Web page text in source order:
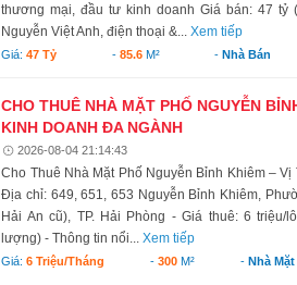
thương mại, đầu tư kinh doanh Giá bán: 47
Nguyễn Việt Anh, điện thoại &...Xem tiếp
Giá:47 Tỷ - 85.6M² - Nhà Bán
CHO THUÊ NHÀ MẶT PHỐ NGUYỄN
KINH DOANH ĐA NGÀNH
2026-08-04 21:14:43
Cho Thuê Nhà Mặt Phố Nguyễn Bỉnh Khiêm –
Địa chỉ: 649, 651, 653 Nguyễn Bỉnh Khiêm,
Hải An cũ), TP. Hải Phòng - Giá thuê: 6 triệu/
lượng) - Thông tin nổi...Xem tiếp
Giá:6 Triệu/tháng -300 M² - Nhà